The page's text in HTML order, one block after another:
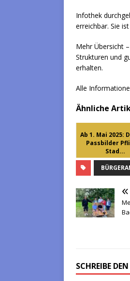
Infothek
erreichbar. Sie
Mehr Übersicht
Strukturen und
erhalten.
Alle
Ähnliche
Ab 1. Mai 2025:
Passbilder
Stad...
SCHREIBE